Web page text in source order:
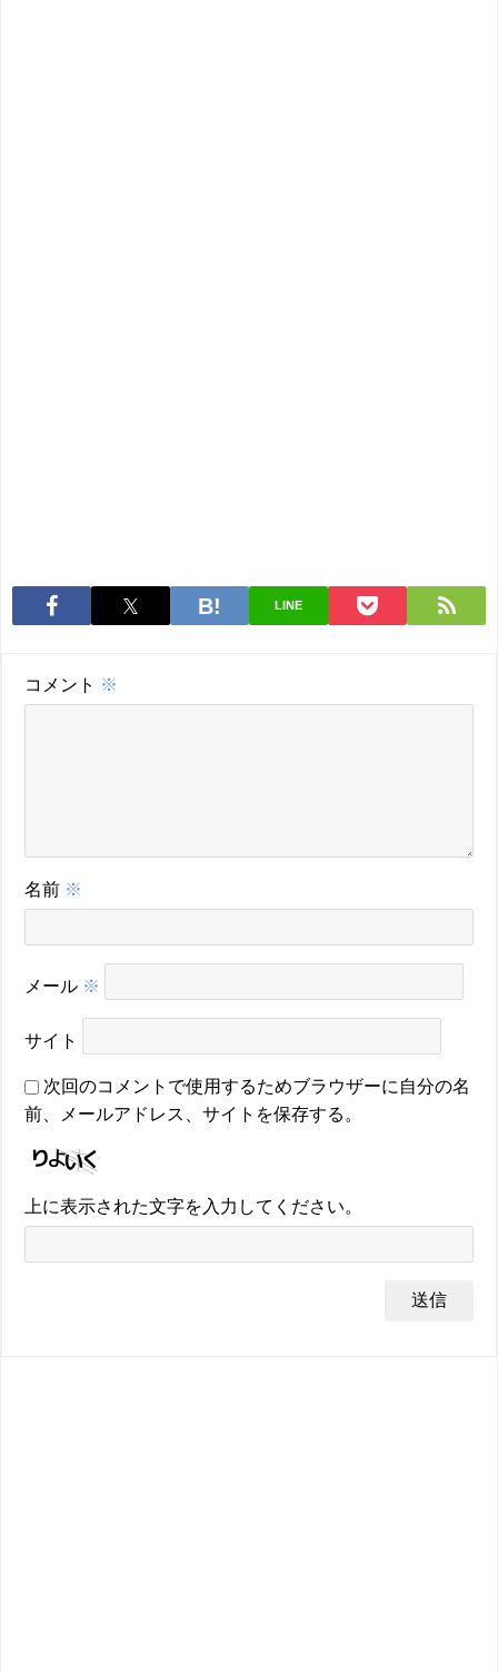
LINE
コメント ※
名前 ※
メール ※
サイト
次回のコメントで使用するためブラウザーに自分の名
前、メールアドレス、サイトを保存する。
上に表示された文字を入力してください。